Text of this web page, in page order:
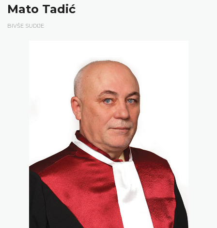
Mato Tadić
BIVŠE SUDIJE